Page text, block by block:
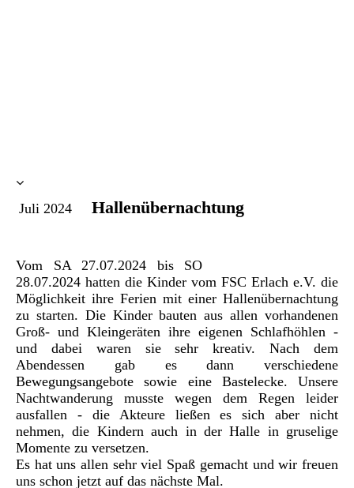
Juli 2024 Hallenübernachtung
Vom SA 27.07.2024 bis SO
28.07.2024 hatten die Kinder vom FSC Erlach e.V. die
Möglichkeit ihre Ferien mit einer Hallenübernachtung
zu starten. Die Kinder bauten aus allen vorhandenen
Groß- und Kleingeräten ihre eigenen Schlafhöhlen -
und dabei waren sie sehr kreativ. Nach dem
Abendessen gab es dann verschiedene
Bewegungsangebote sowie eine Bastelecke. Unsere
Nachtwanderung musste wegen dem Regen leider
ausfallen - die Akteure ließen es sich aber nicht
nehmen, die Kindern auch in der Halle in gruselige
Momente zu versetzen.
Es hat uns allen sehr viel Spaß gemacht und wir freuen
uns schon jetzt auf das nächste Mal.